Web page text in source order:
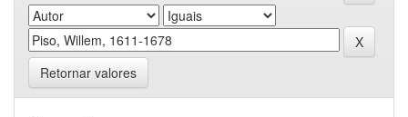
Retornar valores